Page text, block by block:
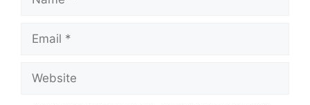
Email
Website